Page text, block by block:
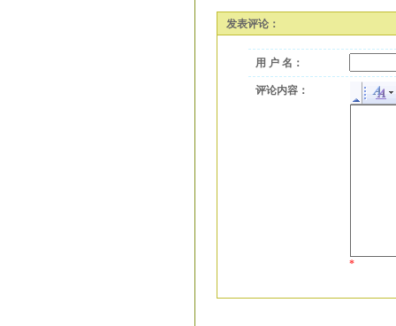
发表评论：
用 户 名：
评论内容：
*